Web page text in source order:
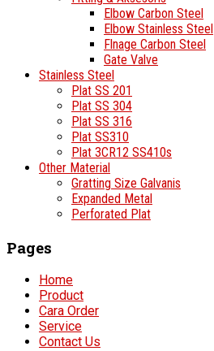
Elbow Carbon Steel
Elbow Stainless Steel
Flnage Carbon Steel
Gate Valve
Stainless Steel
Plat SS 201
Plat SS 304
Plat SS 316
Plat SS310
Plat 3CR12 SS410s
Other Material
Gratting Size Galvanis
Expanded Metal
Perforated Plat
Pages
Home
Product
Cara Order
Service
Contact Us